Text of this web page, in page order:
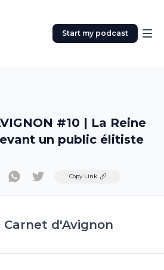
Start my podcast
#10 | La Reine
un public élitiste
TwitterCopy Link
Carnet d'Avignon